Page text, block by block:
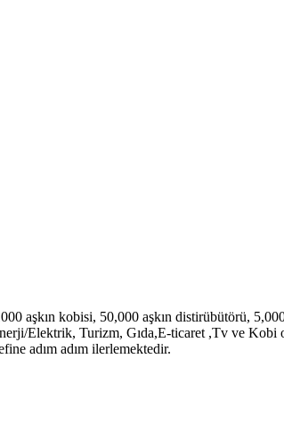
aşkın kobisi, 50,000 aşkın distirübütörü,
Elektrik, Turizm, Gıda,E-ticaret ,Tv ve Kobi
adım adım ilerlemektedir.